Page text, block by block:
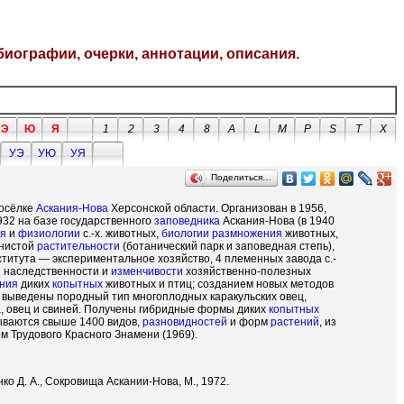
очерки, аннотации, описания.
Э Ю Я 1 2 3 4 8 A L M P S T
X
УЭ УЮ
УЯ
Поделиться…
Аскания-Нова Херсонской области. Организован в 1956,
на базе государственного заповедника Аскания-Нова (в 1940
и физиологии с.-х. животных, биологии размножения животных,
растительности (ботанический парк и заповедная степь),
— экспериментальное хозяйство, 4 племенных завода с.-
и изменчивости хозяйственно-полезных
диких копытных животных и птиц; созданием новых методов
породный тип многоплодных каракульских овец,
овец и свиней. Получены гибридные формы диких копытных
свыше 1400 видов, разновидностей и форм растений, из
Трудового Красного Знамени (1969).
Д. А., Сокровища Аскании-Нова, М., 1972.